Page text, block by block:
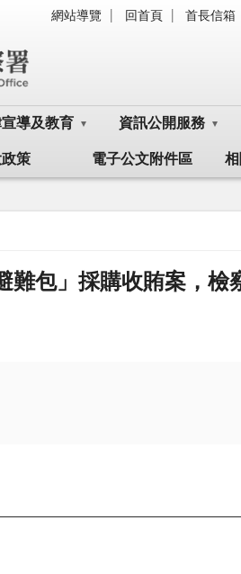
網站導覽 回首頁 首長信箱
導及教育 資訊公開服務
策 電子公文附件區
難包」採購收賄案，